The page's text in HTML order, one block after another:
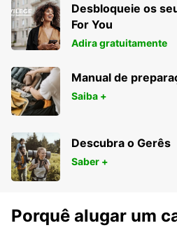
Desbloqueie os
For You
Adira gratuitamente
Manual de
Saiba +
Descubra o Gerês
Saber +
Porquê alugar um